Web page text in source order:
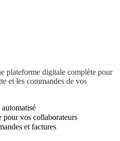
plateforme digitale complète pour
et les commandes de vos
pour vos collaborateurs
et factures